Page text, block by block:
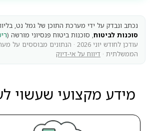
נכתב ונבדק על ידי מערכת התוכן של גמל נט,
סוכנות לביטוח, סוכנות ביטוח פנסיוני מורשה (
עודכן לחודש יוני 2026 · הנתונים
הממשלתית · דיווח על אי-דיוק
מידע מקצועי שעשוי